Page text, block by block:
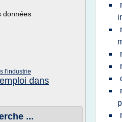
données
l'industrie
dans
...